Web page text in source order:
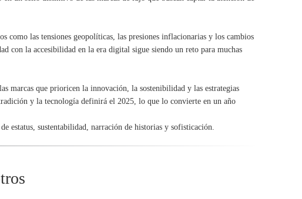
como las tensiones geopolíticas, las presiones inflacionarias y los cambios
con la accesibilidad en la era digital sigue siendo un reto para muchas
marcas que prioricen la innovación, la sostenibilidad y las estrategias
y la tecnología definirá el 2025, lo que lo convierte en un año
estatus, sustentabilidad, narración de historias y sofisticación.